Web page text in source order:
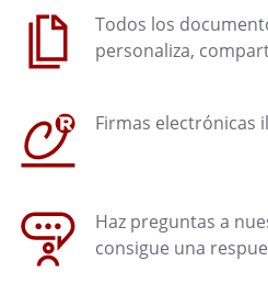
Todos los
personaliza,
Firmas electrónicas
Haz preguntas a
consigue una